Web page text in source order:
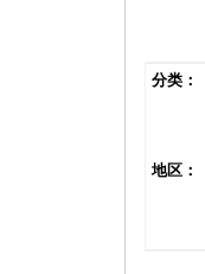
分类：
地区：